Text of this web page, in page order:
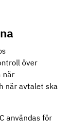
över
när
när avtalet ska
användas för